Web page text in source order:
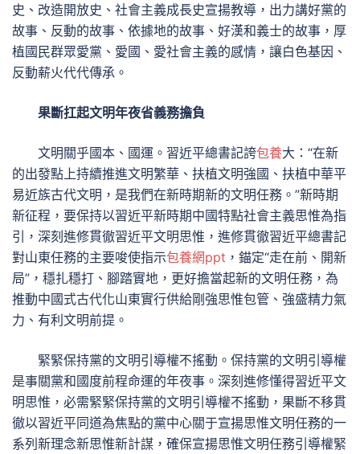
史、改造開放史、社會主義成長史宣揚教導，出力講好黨的
故事、反動的故事、依據地的故事、好漢和義士的故事，厚
植國民群眾愛黨、愛國、愛社會主義的感情，讓白色基因、
反動薪火代代傳承。
果斷扛起文明年夜省義務擔負
文明關乎國本、國運。習近平總書記誇包養大：“在新
的出發點上持續推進文明繁華、扶植文明強國、扶植中華平
易近族古代文明，是我們在新時期新的文明任務。”新時期
新征程，要保持以習近平新時期中國特點社會主義思惟為指
引，深刻進修貫徹習近平文明思惟，進修貫徹習近平總書記
對山東任務的主要唆使指示包養網ppt ，錨定“走在前、開新
局”，穩扎穩打、腳踏實地，更好擔當起新的文明任務，為
推動中國式古代化山東實行供給剛強思惟包管、強盛精力氣
力、有利文明前提。
緊緊保持黨的文明引導權不搖動。保持黨的文明引導權
是事關黨和國度前程命運的年夜事。深刻進修懂得習近平文
明思惟，必需緊緊保持黨的文明引導權不搖動，果斷不移貫
徹以習近平同道為焦點的黨中心關于宣揚思惟文明任務的一
系列新理念新思惟新計謀，確保宣揚思惟文明任務引導權緊